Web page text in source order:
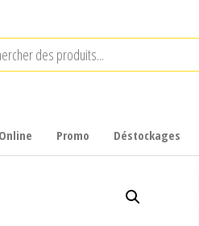
Promo Déstockages